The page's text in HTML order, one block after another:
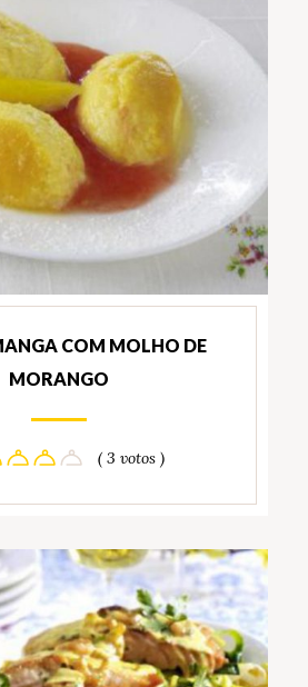
COM MOLHO DE
MORANGO
( 3 votos )